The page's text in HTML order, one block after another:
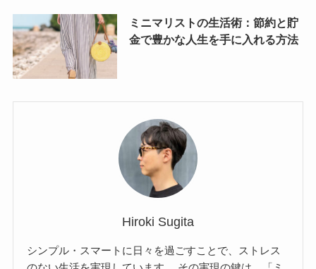
ミニマリストの生活術：節約と貯
金で豊かな人生を手に入れる方法
Hiroki Sugita
シンプル・スマートに日々を過ごすことで、ストレス